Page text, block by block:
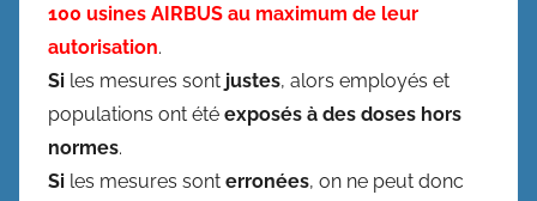
100 usines AIRBUS au maximum de leur
autorisation.
Si les mesures sont justes, alors employés et
populations ont été exposés à des doses hors
normes.
Si les mesures sont erronées, on ne peut donc